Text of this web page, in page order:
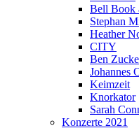
Bell Book
Stephan
Heather
CITY
Ben
Johannes
Keimzeit
Knorkator
Sarah
Konzerte 2021